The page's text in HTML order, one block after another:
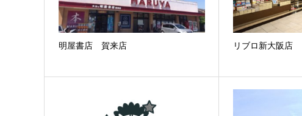
明屋書店 賀来店 リブロ新大阪店